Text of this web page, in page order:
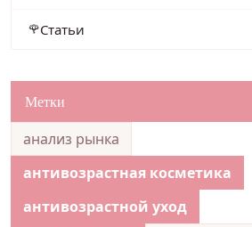
Статьи
Метки
анализ рынка
антивозрастная косметика
антивозрастной уход